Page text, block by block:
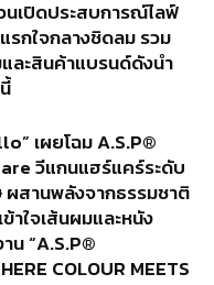
เปิดประสบการณ์ไลฟ์
รกใจกลางชิดลม รวม
ละสินค้าแบรนด์ดังนำ
เผยโฉม A.S.P®
วีแกนแฮร์แคร์ระดับ
ผสานพลังจากธรรมชาติ
าใจเส้นผมและหนัง
น “A.S.P®
COLOUR MEETS